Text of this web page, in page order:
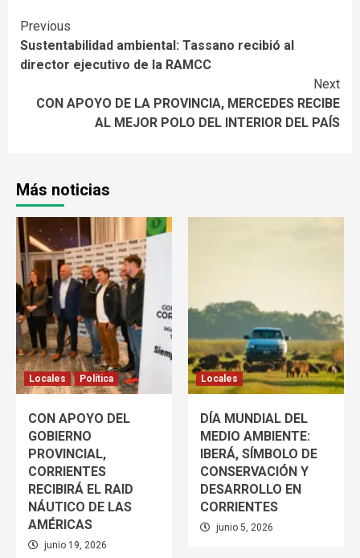
Continue
Reading
Previous
Sustentabilidad ambiental: Tassano recibió al
director ejecutivo de la RAMCC
Next
CON APOYO DE LA PROVINCIA, MERCEDES RECIBE
AL MEJOR POLO DEL INTERIOR DEL PAÍS
Más noticias
Locales Política
CON APOYO DEL
GOBIERNO
PROVINCIAL,
CORRIENTES
RECIBIRÁ EL RAID
NÁUTICO DE LAS
AMÉRICAS
junio 19, 2026
Locales
DÍA MUNDIAL DEL
MEDIO AMBIENTE:
IBERÁ, SÍMBOLO DE
CONSERVACIÓN Y
DESARROLLO EN
CORRIENTES
junio 5, 2026